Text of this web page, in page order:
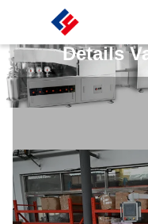
Details